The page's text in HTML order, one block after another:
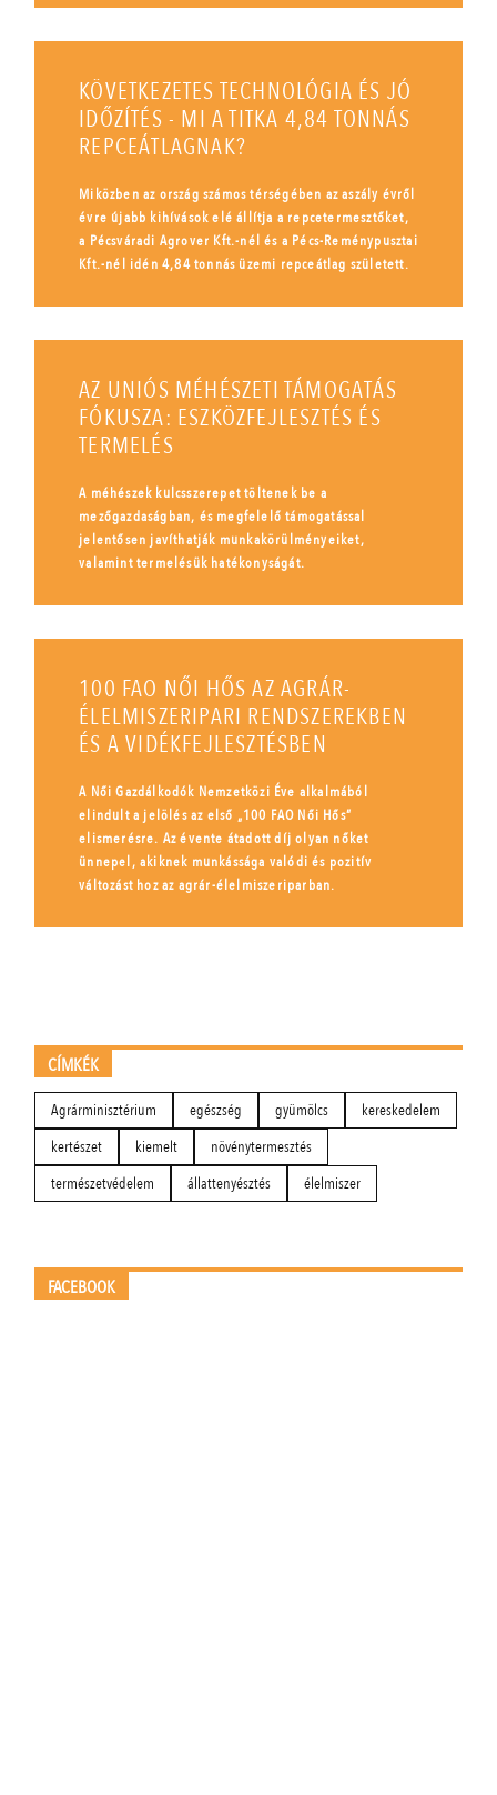
KÖVETKEZETES TECHNOLÓGIA ÉS JÓ
IDŐZÍTÉS - MI A TITKA 4,84 TONNÁS
REPCEÁTLAGNAK?
Miközben az ország számos térségében az aszály évről
évre újabb kihívások elé állítja a repcetermesztőket,
a Pécsváradi Agrover Kft.-nél és a Pécs-Reménypusztai
Kft.-nél idén 4,84 tonnás üzemi repceátlag született.
AZ UNIÓS MÉHÉSZETI TÁMOGATÁS
FÓKUSZA: ESZKÖZFEJLESZTÉS ÉS
TERMELÉS
A méhészek kulcsszerepet töltenek be a
mezőgazdaságban, és megfelelő támogatással
jelentősen javíthatják munkakörülményeiket,
valamint termelésük hatékonyságát.
100 FAO NŐI HŐS AZ AGRÁR-
ÉLELMISZERIPARI RENDSZEREKBEN
ÉS A VIDÉKFEJLESZTÉSBEN
A Női Gazdálkodók Nemzetközi Éve alkalmából
elindult a jelölés az első „100 FAO Női Hős”
elismerésre. Az évente átadott díj olyan nőket
ünnepel, akiknek munkássága valódi és pozitív
változást hoz az agrár-élelmiszeriparban.
CÍMKÉK
Agrárminisztérium egészség gyümölcs
kereskedelem
kertészet
kiemelt
növénytermesztés
természetvédelem
állattenyésztés élelmiszer
FACEBOOK